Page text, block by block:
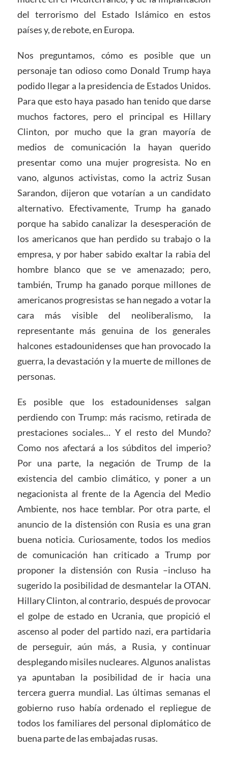
del terrorismo del Estado Islámico en estos
países y, de rebote, en Europa.
Nos preguntamos, cómo es posible que un
personaje tan odioso como Donald Trump haya
podido llegar a la presidencia de Estados Unidos.
Para que esto haya pasado han tenido que darse
muchos factores, pero el principal es Hillary
Clinton, por mucho que la gran mayoría de
medios de comunicación la hayan querido
presentar como una mujer progresista. No en
vano, algunos activistas, como la actriz Susan
Sarandon, dijeron que votarían a un candidato
alternativo. Efectivamente, Trump ha ganado
porque ha sabido canalizar la desesperación de
los americanos que han perdido su trabajo o la
empresa, y por haber sabido exaltar la rabia del
hombre blanco que se ve amenazado; pero,
también, Trump ha ganado porque millones de
americanos progresistas se han negado a votar la
cara más visible del neoliberalismo, la
representante más genuina de los generales
halcones estadounidenses que han provocado la
guerra, la devastación y la muerte de millones de
personas.
Es posible que los estadounidenses salgan
perdiendo con Trump: más racismo, retirada de
prestaciones sociales… Y el resto del Mundo?
Como nos afectará a los súbditos del imperio?
Por una parte, la negación de Trump de la
existencia del cambio climático, y poner a un
negacionista al frente de la Agencia del Medio
Ambiente, nos hace temblar. Por otra parte, el
anuncio de la distensión con Rusia es una gran
buena noticia. Curiosamente, todos los medios
de comunicación han criticado a Trump por
proponer la distensión con Rusia –incluso ha
sugerido la posibilidad de desmantelar la OTAN.
Hillary Clinton, al contrario, después de provocar
el golpe de estado en Ucrania, que propició el
ascenso al poder del partido nazi, era partidaria
de perseguir, aún más, a Rusia, y continuar
desplegando misiles nucleares. Algunos analistas
ya apuntaban la posibilidad de ir hacia una
tercera guerra mundial. Las últimas semanas el
gobierno ruso había ordenado el repliegue de
todos los familiares del personal diplomático de
buena parte de las embajadas rusas.